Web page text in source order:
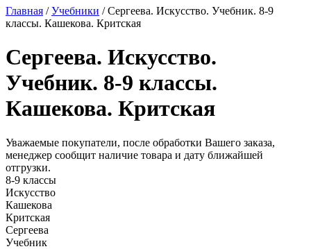
Главная /Учебники / Сергеева. Искусство. Учебник. 8-9
классы. Кашекова. Критская
Сергеева. Искусство.
Учебник. 8-9 классы.
Кашекова. Критская
Уважаемые покупатели, после обработки Вашего заказа,
менеджер сообщит наличие товара и дату ближайшей
отгрузки.
8-9 классы
Искусство
Кашекова
Критская
Сергеева
Учебник